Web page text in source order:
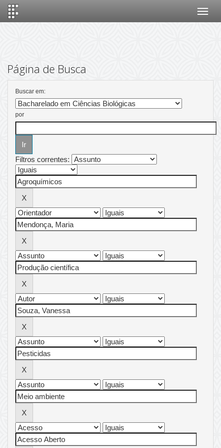
Página de Busca
Buscar em:
por
Filtros correntes: